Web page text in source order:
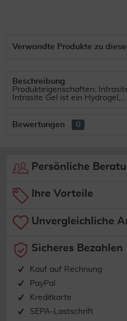
Verwandte Produkte zu
Beschreibung
Produkteigenschaften:
Intrasite Gel ist ein Hydrogel,...
Bewertungen 0
Persönliche
Ihre Vorteile
Unvergleichliche
Sicheres Bezahlen
Kauf auf Rechnung
PayPal
Kreditkarte
SEPA-Lastschrift